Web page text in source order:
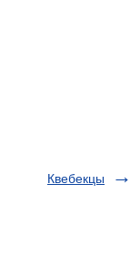
Квебекцы